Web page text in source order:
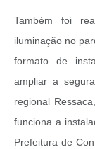
Também foi
iluminação no
formato de
ampliar a
regional
funciona a
Prefeitura de